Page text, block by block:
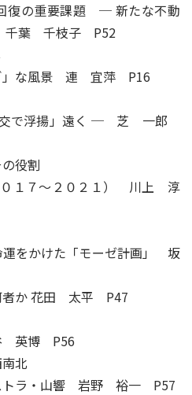
復の重要課題 ─ 新たな不動
千葉 千枝子 P52
」な風景 連 宜萍 P16
で浮揚」遠く ─ 芝 一郎
役割
１７～２０２１） 川上 淳
をかけた「モーゼ計画」 坂
者か 花田 太平 P47
英博 P56
北
トラ・山響 岩野 裕一 P57